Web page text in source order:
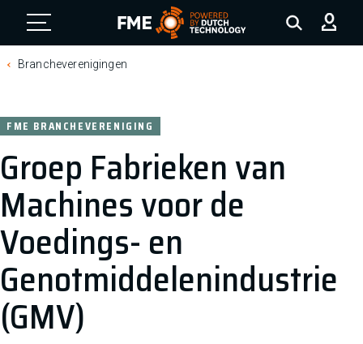
FME Logo, to the homepage
Brancheverenigingen
Groep Fabrieken van
Machines voor de
Voedings- en
Genotmiddelenindustrie
(GMV)
FME BRANCHEVERENIGING